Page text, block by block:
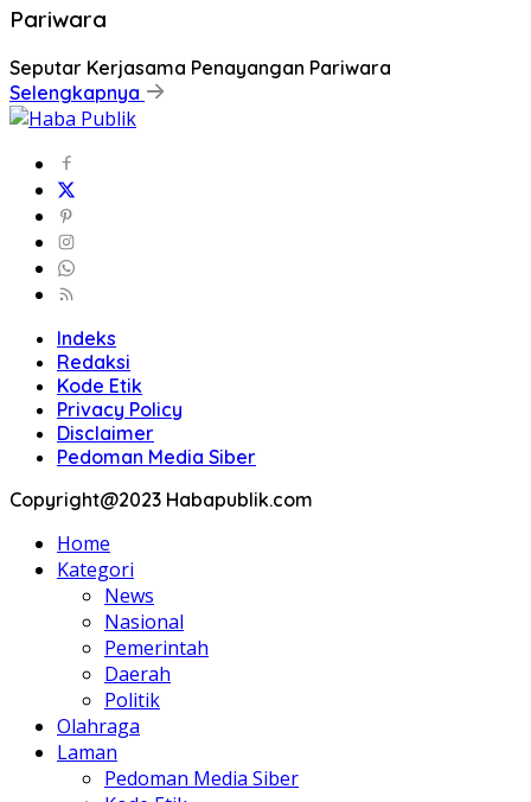
Pariwara
Seputar Kerjasama Penayangan Pariwara
Selengkapnya
Indeks
Redaksi
Kode Etik
Privacy Policy
Disclaimer
Pedoman Media Siber
Copyright@2023 Habapublik.com
Home
Kategori
News
Nasional
Pemerintah
Daerah
Politik
Olahraga
Laman
Pedoman Media Siber